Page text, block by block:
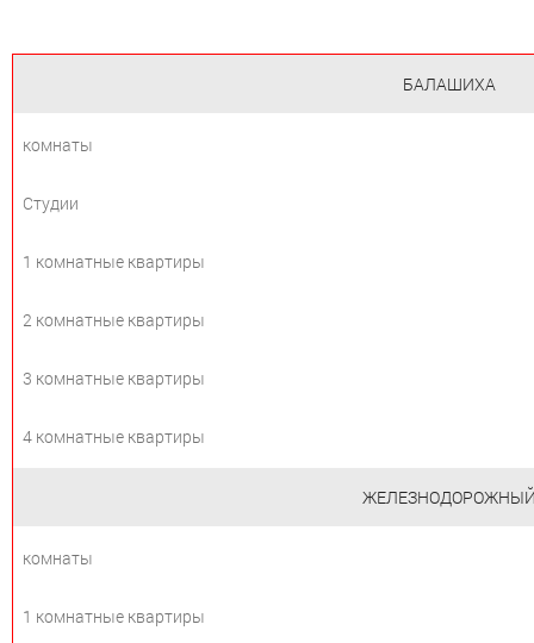
БАЛАШИХА
комнаты
Студии
1 комнатные квартиры
2 комнатные квартиры
3 комнатные квартиры
4 комнатные квартиры
комнаты
1 комнатные квартиры